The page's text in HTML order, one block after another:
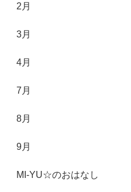
2月
3月
4月
7月
8月
9月
MI-YU☆のおはなし